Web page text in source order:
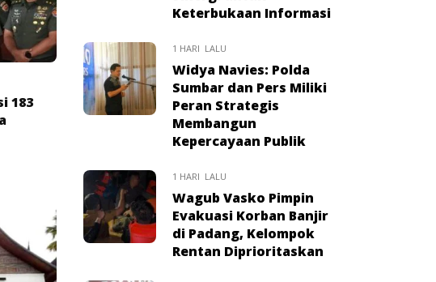
183
Keterbukaan Informasi
1 HARI LALU
Widya Navies: Polda
Sumbar dan Pers Miliki
Peran Strategis
Membangun
Kepercayaan Publik
1 HARI LALU
Wagub Vasko Pimpin
Evakuasi Korban Banjir
di Padang, Kelompok
Rentan Diprioritaskan